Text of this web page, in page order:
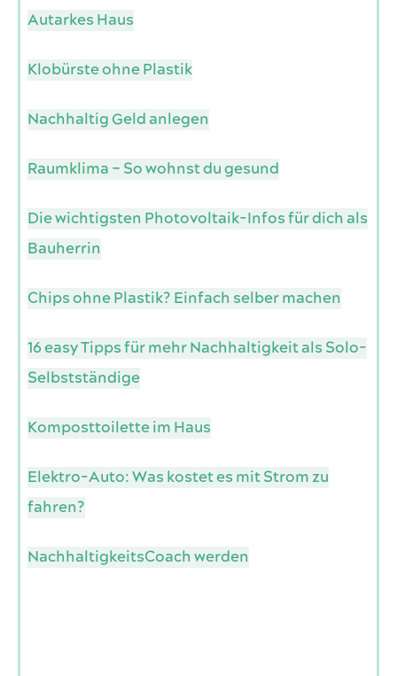
Autarkes Haus
Klobürste ohne Plastik
Nachhaltig Geld anlegen
Raumklima – So wohnst du gesund
Die wichtigsten Photovoltaik-Infos für dich als
Bauherrin
Chips ohne Plastik? Einfach selber machen
16 easy Tipps für mehr Nachhaltigkeit als Solo-
Selbstständige
Komposttoilette im Haus
Elektro-Auto: Was kostet es mit Strom zu
fahren?
NachhaltigkeitsCoach werden